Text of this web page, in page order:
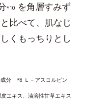
*10 を角層すみず
と比べて、肌なじ
くもっちりとし
分 *8 Ｌ－アスコルビン
エキス、油溶性甘草エキス